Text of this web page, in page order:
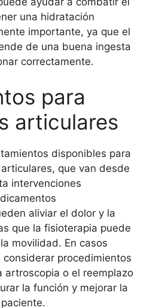
una hidratación
importante, ya que el
de una buena ingesta
correctamente.
para
articulares
disponibles para
que van desde
intervenciones
aliviar el dolor y la
que la fisioterapia puede
movilidad. En casos
procedimientos
artroscopia o el reemplazo
la función y mejorar la